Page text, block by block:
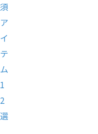
須
ア
イ
テ
ム
1
2
選